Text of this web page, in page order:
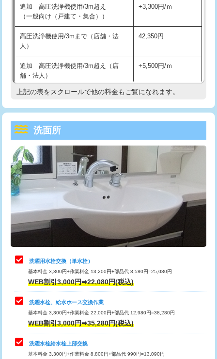
マス交換（深さ50㎝以上） 66,000円
コンクリート斫り（厚さ10㎝まで） 27,500円
コンクリート斫り（厚さ10㎝超え）
モルタル補修（厚さ10㎝まで）
モルタル補修（厚さ10㎝超え） 38,500円
洗面台設置 38,500円
追加人工
廃棄・処分 現場見積
※給水管工事は20mmまでの価格です。
持込商品取付（混合水栓） 16,500円
給水管工事※（ホール加工)
給水管工事※（バンド止め) 3,300円
給水管工事※（支持金具設置) 5,500円
給水管工事※（保温材使用（バンド止
め込み）)
5,500円
給水管工事※（土の掘削・埋め戻し作
業)
11,000円
給水管工事※（塩ビ管（VP・HI）使
用/3ｍまで)
33,000円
給水管工事※（塩ビ管（VP・HI）使
用（追加）/3ｍ超え)
給水管工事※（ライニング鋼管・銅
管・ポリ管・HT管使用/3ｍまで)
44,000円
給水管工事※（ライニング鋼管・銅
管・ポリ管・HT管使用/3ｍ超え)
排水管工事（土の掘削・埋め戻し作
業）
排水管工事（排水管工事/3ｍまで） 55,000円
排水管工事（追加 排水管工事/3ｍ超
え）
追加 高圧洗浄機使用/3m超え
（一般向け（戸建て・集合））
+3,300円/ｍ
高圧洗浄機使用/3mまで（店舗・法
人）
42,350円
追加 高圧洗浄機使用/3m超え（店
舗・法人）
+5,500円/ｍ
高度高圧洗浄換 現地調査
トーラー機使用/3mまで
追加トーラー機使用/3m超え +3,300円
カメラ調査 33,000円
桝清掃
止水・漏水調査・防水処理・清掃・修
理・調整・分解・加工など（軽作業）
11,000円
止水・漏水調査・防水処理・清掃・修
理・調整・分解・加工など（中作業）
22,000円
止水・漏水調査・防水処理・清掃・修
理・調整・分解・加工など（重作業）
33,000円
キッチンタンク脱着
その他部品の脱着
交換・取付（タンク）
上記の表をスクロールで他の料金もご覧になれます。
洗面所
洗濯用水栓交換（単水栓）
基本料金 3,300円+作業料金 13,200円+部品代 8,580円=25,080円
WEB割引3,000円➡22,080円(税込)
洗濯水栓、給水ホース交換作業
基本料金 3,300円+作業料金 22,000円+部品代 12,980円=38,280円
WEB割引3,000円➡35,280円(税込)
洗濯水栓給水栓上部交換
基本料金 3,300円+作業料金 8,800円+部品代 990円=13,090円